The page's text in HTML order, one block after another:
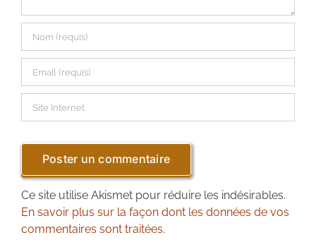
Ce site utilise Akismet pour réduire les indésirables.
En savoir plus sur la façon dont les données de vos
commentaires sont traitées.